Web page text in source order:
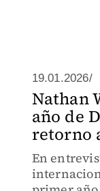
19.01.2026/
Nathan
año de
retorno
En